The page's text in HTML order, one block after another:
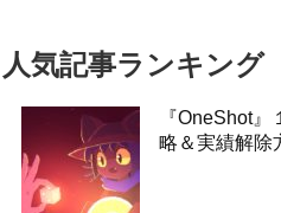
人気記事ランキング
『OneShot』
略＆実績解除